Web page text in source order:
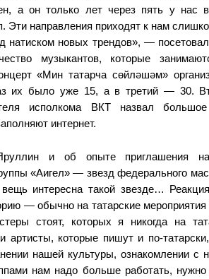
а он только лет через пять у нас
Эти направления приходят к нам
натиском новых трендов», —
музыкантов, которые
«Мин татарча сөйләшәм»
их было уже 15, а в третий — 30.
исполкома ВКТ назвал большое
интернет.
и об опыте приглашения
«Аигел»— звезд федерального
вещь интересна такой звезде…
— обычно на татарские
стоят, которых я никогда на
артисты, которые пишут и по-
нашей культуры, ознакомлении с
нам надо больше работать,